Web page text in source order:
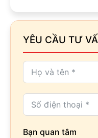
YÊU CẦU TƯ
Bạn quan tâm